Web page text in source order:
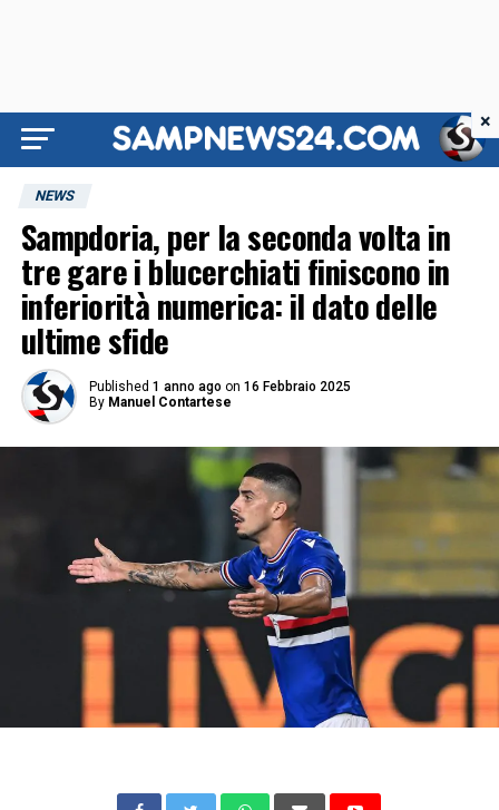
NEWS
Sampdoria, per la seconda volta in
tre gare i blucerchiati finiscono in
inferiorità numerica: il dato delle
ultime sfide
Published 1 anno ago on 16 Febbraio 2025
By Manuel Contartese
×